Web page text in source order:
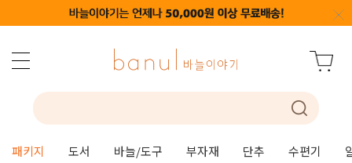
패키지 도서 바늘/도구 부자재 단추 수편기